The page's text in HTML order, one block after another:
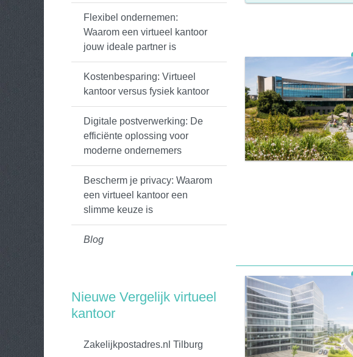
Flexibel ondernemen:
Waarom een virtueel kantoor
jouw ideale partner is
Kostenbesparing: Virtueel
kantoor versus fysiek kantoor
Digitale postverwerking: De
efficiënte oplossing voor
moderne ondernemers
Bescherm je privacy: Waarom
een virtueel kantoor een
slimme keuze is
Blog
Nieuwe Vergelijk virtueel
kantoor
Zakelijkpostadres.nl Tilburg